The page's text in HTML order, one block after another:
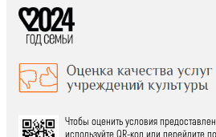
Чтобы оценить условия
используйте QR-код или перейдите по